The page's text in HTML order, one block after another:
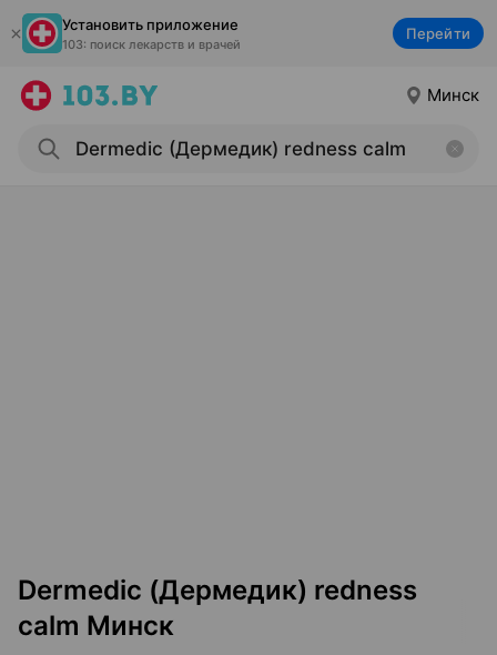
Установить приложение
103: поиск лекарств и врачей
Перейти
Минск
Dermedic (Дермедик) redness
calm Минск